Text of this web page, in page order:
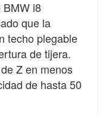
BMW i8
que la
techo plegable
de tijera.
Z en menos
de hasta 50